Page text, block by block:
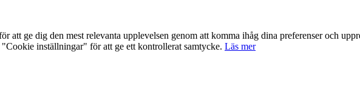
att ge dig den mest relevanta upplevelsen genom att komma ihåg dina preferenser och
inställningar" för att ge ett kontrollerat samtycke. Läs mer